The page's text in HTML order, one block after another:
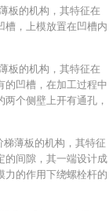
板的机构，其特征在
槽，上模放置在凹槽内
板的机构，其特征在
的凹槽，在加工过程中
个侧壁上开有通孔，
薄板的机构，其特征
的间隙，其一端设计成
力的作用下绕螺栓杆的